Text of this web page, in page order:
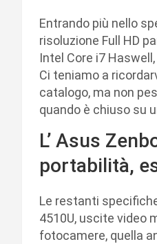
Entrando più nello
risoluzione Full HD
Intel Core i7
Ci teniamo a
catalogo, ma non
quando è chiuso su
L’ Asus
portabilità,
Le restanti
4510U, uscite video
fotocamere, quella